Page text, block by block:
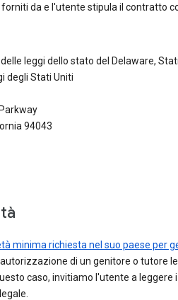
forniti da e l'utente stipula il contratto
leggi dello stato del Delaware,
degli Stati Uniti
94043
minima richiesta nel suo paese per
di un genitore o tutore
caso, invitiamo l'utente a